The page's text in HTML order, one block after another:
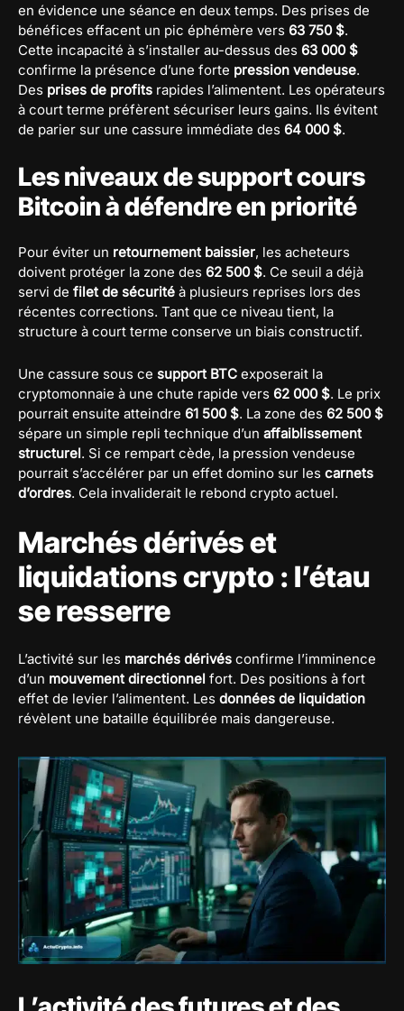
en évidence une séance en deux temps. Des prises de
bénéfices effacent un pic éphémère vers 63 750 $.
Cette incapacité à s’installer au-dessus des 63 000 $
confirme la présence d’une forte pression vendeuse.
Des prises de profits rapides l’alimentent. Les opérateurs
à court terme préfèrent sécuriser leurs gains. Ils évitent
de parier sur une cassure immédiate des 64 000 $.
Les niveaux de support cours
Bitcoin à défendre en priorité
Pour éviter un retournement baissier, les acheteurs
doivent protéger la zone des 62 500 $. Ce seuil a déjà
servi de filet de sécurité à plusieurs reprises lors des
récentes corrections. Tant que ce niveau tient, la
structure à court terme conserve un biais constructif.
Une cassure sous ce support BTC exposerait la
cryptomonnaie à une chute rapide vers 62 000 $. Le prix
pourrait ensuite atteindre 61 500 $. La zone des 62 500 $
sépare un simple repli technique d’un affaiblissement
structurel. Si ce rempart cède, la pression vendeuse
pourrait s’accélérer par un effet domino sur les carnets
d’ordres. Cela invaliderait le rebond crypto actuel.
Marchés dérivés et
liquidations crypto : l’étau
se resserre
L’activité sur les marchés dérivés confirme l’imminence
d’un mouvement directionnel fort. Des positions à fort
effet de levier l’alimentent. Les données de liquidation
révèlent une bataille équilibrée mais dangereuse.